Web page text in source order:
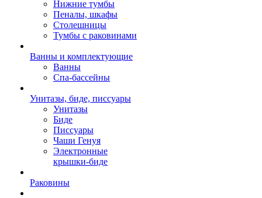
Нижние тумбы
Пеналы, шкафы
Столешницы
Тумбы с раковинами
Ванны и комплектующие
Ванны
Спа-бассейны
Унитазы, биде, писсуары
Унитазы
Биде
Писсуары
Чаши Генуя
Электронные
крышки-биде
Раковины